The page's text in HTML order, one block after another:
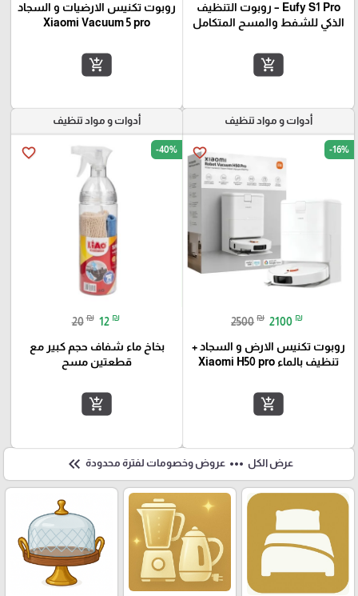
Eufy S1 Pro – روبوت التنظيف
الذكي للشفط والمسح المتكامل
add_shopping_cart
روبوت تكنيس الارضيات و السجاد
Xiaomi Vacuum 5 pro
add_shopping_cart
أدوات و مواد تنظيف
favorite_border -16%
2500 ₪ 2100 ₪
روبوت تكنيس الارض و السجاد +
تنظيف بالماء Xiaomi H50 pro
add_shopping_cart
أدوات و مواد تنظيف
favorite_border -40%
20 ₪ 12 ₪
بخاخ ماء شفاف حجم كبير مع
قطعتين مسح
add_shopping_cart
عرض الكل more_horiz عروض وخصومات لفترة محدودة keyboard_double_arrow_left